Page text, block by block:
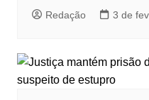
Redação 3 de